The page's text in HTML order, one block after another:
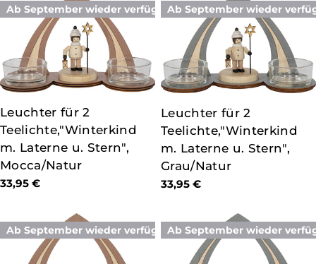
Ab September wieder verfügbar
TYP:
Leuchter für 2
Teelichte,"Winterkind
m. Laterne u. Stern",
Mocca/Natur
Regulärer
33,95 €
Ab September wieder
TYP:
Leuchter für 2
Teelichte,"Winterkind
m. Laterne u. Stern",
Grau/Natur
Regulärer
33,95 €
Ab September wieder verfügbarAb September wieder